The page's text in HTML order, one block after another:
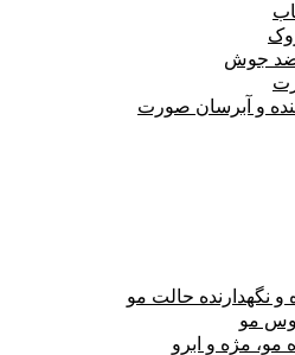
ضد جوش
و آبرسان صورت
و نگهدارنده حالت مو
مو
مو، مژه و ابرو